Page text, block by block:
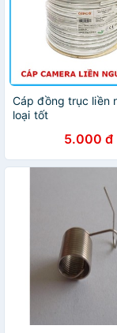
Cáp đồng trục liền
loại tốt
5.000 đ